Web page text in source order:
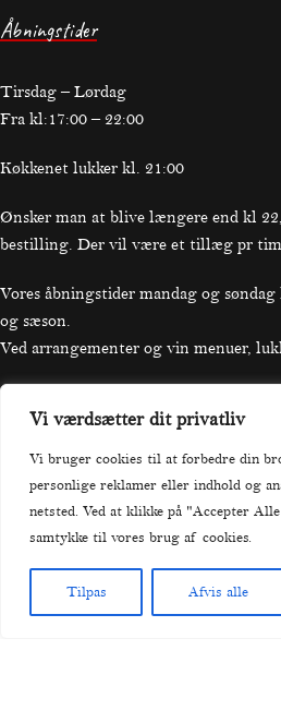
Vi værdsætter dit privatliv
Vi bruger cookies til at forbedre din
personlige reklamer eller indhold og
netsted. Ved at klikke på "Accepter
samtykke til vores brug af cookies.
Tilpas Afvis alle
Åbningstider
Tirsdag – Lørdag
Fra kl:17:00 – 22:00
Køkkenet lukker kl. 21:00
Ønsker man at blive længere end kl
bestilling. Der vil være et tillæg pr
Vores åbningstider mandag og
og sæson.
Ved arrangementer og vin menuer,
Forside
Menu
Takeaway
Arrangement